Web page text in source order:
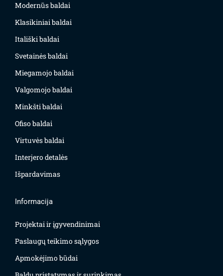
Modernūs baldai
Klasikiniai baldai
Itališki baldai
Svetainės baldai
Miegamojo baldai
Valgomojo baldai
Minkšti baldai
Ofiso baldai
Virtuvės baldai
Interjero detalės
Išpardavimas
Informacija
Projektai ir įgyvendinimai
Paslaugų teikimo sąlygos
Apmokėjimo būdai